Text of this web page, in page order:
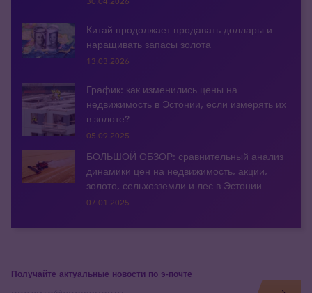
Китай продолжает продавать доллары и
наращивать запасы золота
13.03.2026
График: как изменились цены на
недвижимость в Эстонии, если измерять их
в золоте?
05.09.2025
БОЛЬШОЙ ОБЗОР: сравнительный анализ
динамики цен на недвижимость, акции,
золото, сельхозземли и лес в Эстонии
07.01.2025
Получайте актуальные новости по э-почте